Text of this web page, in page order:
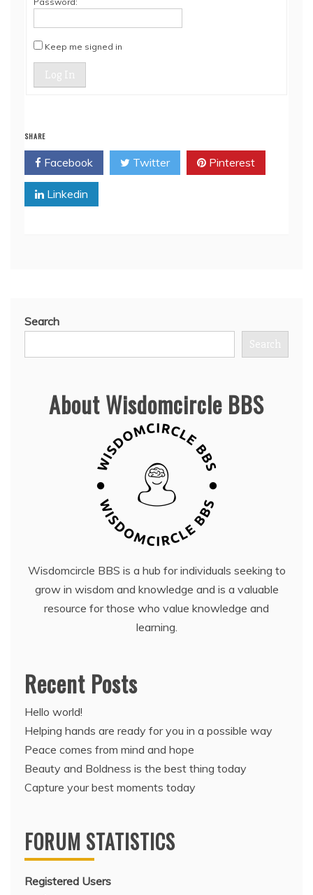
Keep me signed in
Log In
SHARE
Facebook Twitter Pinterest
Linkedin
Search
Search
About Wisdomcircle BBS
Wisdomcircle BBS is a hub for individuals seeking to
grow in wisdom and knowledge and is a valuable
resource for those who value knowledge and
learning.
Recent Posts
Hello world!
Helping hands are ready for you in a possible way
Peace comes from mind and hope
Beauty and Boldness is the best thing today
Capture your best moments today
FORUM STATISTICS
Registered Users